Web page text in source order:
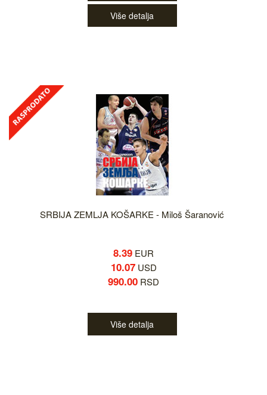
Više detalja
SRBIJA ZEMLJA KOŠARKE - Miloš Šaranović
8.39 EUR
10.07USD
990.00 RSD
Više detalja